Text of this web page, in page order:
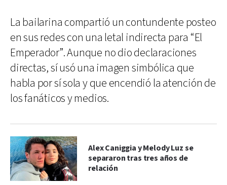
La bailarina compartió un contundente posteo
en sus redes con una letal indirecta para “El
Emperador”. Aunque no dio declaraciones
directas, sí usó una imagen simbólica que
habla por sí sola y que encendió la atención de
los fanáticos y medios.
Alex Caniggia y Melody Luz se
separaron tras tres años de
relación